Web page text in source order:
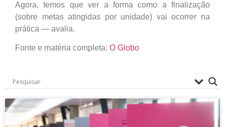
Agora, temos que ver a forma como a finalização
(sobre metas atingidas por unidade) vai ocorrer na
prática — avalia.
Fonte e matéria completa: O Globo